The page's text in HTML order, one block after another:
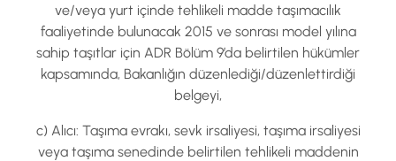
ve/veya yurt içinde tehlikeli madde taşımacılık
faaliyetinde bulunacak 2015 ve sonrası model yılına
sahip taşıtlar için ADR Bölüm 9’da belirtilen hükümler
kapsamında, Bakanlığın düzenlediği/düzenlettirdiği
belgeyi,
c) Alıcı: Taşıma evrakı, sevk irsaliyesi, taşıma irsaliyesi
veya taşıma senedinde belirtilen tehlikeli maddenin